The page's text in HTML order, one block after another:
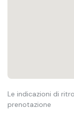
Le indicazioni di
prenotazione